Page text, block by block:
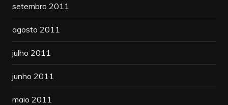
setembro 2011
agosto 2011
julho 2011
junho 2011
maio 2011